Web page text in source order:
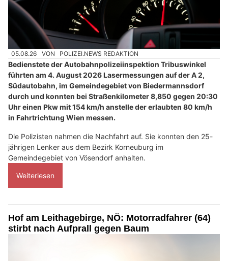
05.08.26 VON POLIZEI.NEWS REDAKTION
Bedienstete der Autobahnpolizeiinspektion Tribuswinkel
führten am 4. August 2026 Lasermessungen auf der A 2,
Südautobahn, im Gemeindegebiet von Biedermannsdorf
durch und konnten bei Straßenkilometer 8,850 gegen 20:30
Uhr einen Pkw mit 154 km/h anstelle der erlaubten 80 km/h
in Fahrtrichtung Wien messen.
Die Polizisten nahmen die Nachfahrt auf. Sie konnten den 25-
jährigen Lenker aus dem Bezirk Korneuburg im
Gemeindegebiet von Vösendorf anhalten.
Weiterlesen
Hof am Leithagebirge, NÖ: Motorradfahrer (64)
stirbt nach Aufprall gegen Baum